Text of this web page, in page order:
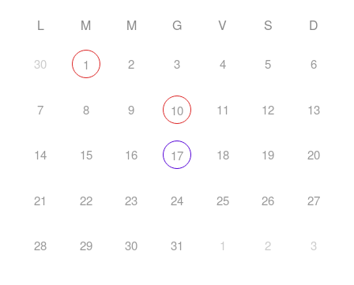
L M M G V S D
30 1 2 3 4 5 6
7 8 9 10 11 12 13
14 15 16 17 18 19 20
21 22 23 24 25 26 27
28 29 30 31 1 2 3